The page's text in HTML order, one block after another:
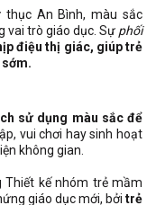
An Bình, màu sắc
vai trò giáo dục. Sự phối
điệu thị giác, giúp trẻ
sử dụng màu sắc để
vui chơi hay sinh hoạt
không gian.
kế nhóm trẻ mầm
giáo dục mới, bởi trẻ